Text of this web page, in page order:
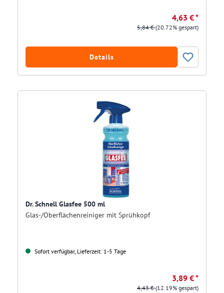
4,63 € *
5,84 €(20.72% gespart)
Details
Dr. Schnell Glasfee 500 ml
Glas-/Oberflächenreiniger mit Sprühkopf
Sofort verfügbar, Lieferzeit: 1-5 Tage
3,89 € *
4,43 €(12.19% gespart)